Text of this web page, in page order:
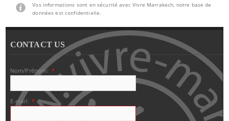
Vos informations sont en sécurité avec Vivre Marrakech, notre base de
données est confidentielle.
CONTACT US
Nom/Prénom: *
E-mail: *